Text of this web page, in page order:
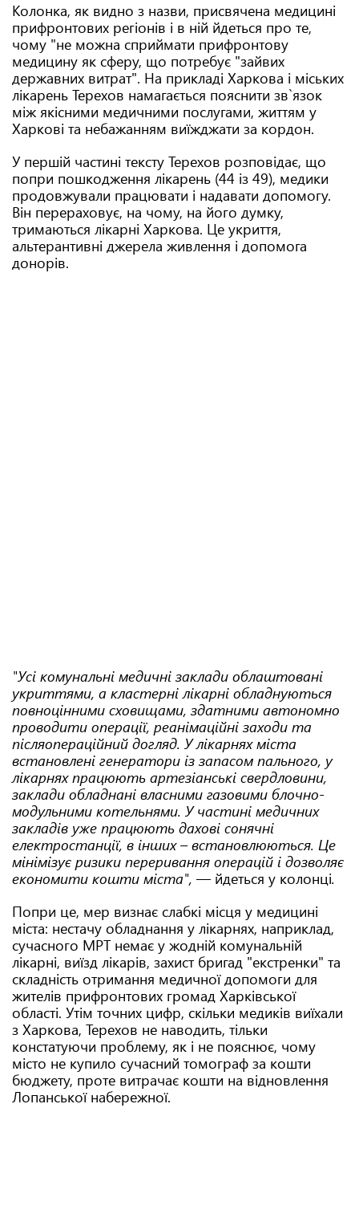
Колонка, як видно з назви, присвячена медицині
прифронтових регіонів і в ній йдеться про те,
чому "не можна сприймати прифронтову
медицину як сферу, що потребує "зайвих
державних витрат". На прикладі Харкова і міських
лікарень Терехов намагається пояснити зв`язок
між якісними медичними послугами, життям у
Харкові та небажанням виїжджати за кордон.
У першій частині тексту Терехов розповідає, що
попри пошкодження лікарень (44 із 49), медики
продовжували працювати і надавати допомогу.
Він перераховує, на чому, на його думку,
тримаються лікарні Харкова. Це укриття,
альтерантивні джерела живлення і допомога
донорів.
"Усі комунальні медичні заклади облаштовані
укриттями, а кластерні лікарні обладнуються
повноцінними сховищами, здатними автономно
проводити операції, реанімаційні заходи та
післяопераційний догляд. У лікарнях міста
встановлені генератори із запасом пального, у
лікарнях працюють артезіанські свердловини,
заклади обладнані власними газовими блочно-
модульними котельнями. У частині медичних
закладів уже працюють дахові сонячні
електростанції, в інших – встановлюються. Це
мінімізує ризики переривання операцій і дозволяє
економити кошти міста", — йдеться у колонці.
Попри це, мер визнає слабкі місця у медицині
міста: нестачу обладнання у лікарнях, наприклад,
сучасного МРТ немає у жодній комунальній
лікарні, виїзд лікарів, захист бригад "екстренки" та
складність отримання медичної допомоги для
жителів прифронтових громад Харківської
області. Утім точних цифр, скільки медиків виїхали
з Харкова, Терехов не наводить, тільки
констатуючи проблему, як і не пояснює, чому
місто не купило сучасний томограф за кошти
бюджету, проте витрачає кошти на відновлення
Лопанської набережної.